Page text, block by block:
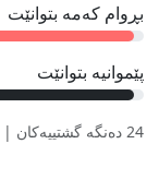
بڕوام کەمە بتوانێت
پێموانیە بتوانێت
24 دەنگە گشتییەکان | 5 ڕاپرسیە دروستکراوەکان